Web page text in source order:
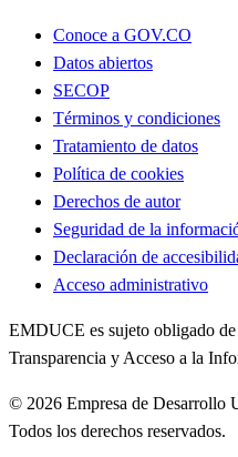
Conoce a GOV.CO
Datos abiertos
SECOP
Términos y condiciones
Tratamiento de datos
Política de cookies
Derechos de autor
Seguridad de la
Declaración de
Acceso administrativo
EMDUCE es sujeto obligado
Transparencia y Acceso a la
© 2026 Empresa de
Todos los derechos reservados.